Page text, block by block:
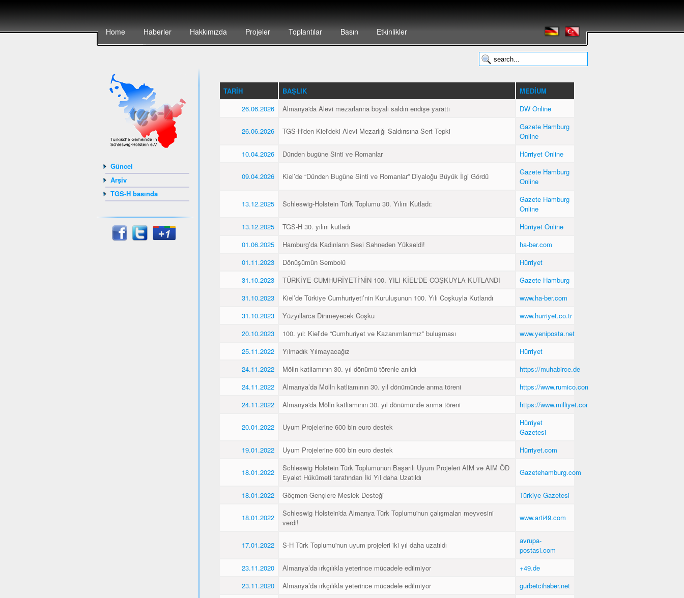
Home Haberler Hakkımızda Projeler Toplantılar Basın Etkinlikler
Güncel
Arşiv
TGS-H basında
TARIH BAŞLIK
MEDIUM
26.06.2026
Almanya'da Alevi mezarlarına boyalı saldırı endişe yarattı DW Online
26.06.2026 TGS-H'den Kiel'deki Alevi Mezarlığı Saldırısına Sert Tepki
Gazete Hamburg
Online
10.04.2026
Dünden bugüne Sinti ve Romanlar Hürriyet Online
09.04.2026 Kiel’de “Dünden Bugüne Sinti ve Romanlar” Diyaloğu Büyük İlgi Gördü
Gazete Hamburg
Online
13.12.2025 Schleswig-Holstein Türk Toplumu 30. Yılını Kutladı:
Gazete Hamburg
Online
13.12.2025
TGS-H 30. yılını kutladı
Hürriyet Online
01.06.2025
Hamburg’da Kadınların Sesi Sahneden Yükseldi!
ha-ber.com
01.11.2023
Dönüşümün Sembolü
Hürriyet
31.10.2023
TÜRKİYE CUMHURİYETİ'NİN 100. YILI KİEL'DE COŞKUYLA KUTLANDI
Gazete Hamburg
31.10.2023
Kiel’de Türkiye Cumhuriyeti’nin Kuruluşunun 100. Yılı Coşkuyla Kutlandı
www.ha-ber.com
31.10.2023
Yüzyıllarca Dinmeyecek Coşku
www.hurriyet.co.tr
20.10.2023
100. yıl: Kiel’de “Cumhuriyet ve Kazanımlarımız” buluşması
www.yeniposta.net
25.11.2022
Yılmadık Yılmayacağız
Hürriyet
24.11.2022
Mölln katliamının 30. yıl dönümü törenle anıldı
https://muhabirce.de
24.11.2022
Almanya’da Mölln katliamının 30. yıl dönümünde anma töreni
https://www.rumico.com.tr
24.11.2022
Almanya'da Mölln katliamının 30. yıl dönümünde anma töreni https://www.milliyet.com.tr
20.01.2022 Uyum Projelerine 600 bin euro destek
Hürriyet
Gazetesi
19.01.2022
Uyum Projelerine 600 bin euro destek Hürriyet.com
18.01.2022
Schleswig Holstein Türk Toplumunun Başarılı Uyum Projeleri AIM ve AIM ÖD
Eyalet Hükümeti tarafından İki Yıl daha Uzatıldı
Gazetehamburg.com
18.01.2022 Göçmen Gençlere Meslek Desteği Türkiye Gazetesi
18.01.2022
Schleswig Holstein'da Almanya Türk Toplumu'nun çalışmaları meyvesini
verdi!
www.arti49.com
17.01.2022 S-H Türk Toplumu'nun uyum projeleri iki yıl daha uzatıldı
avrupa-
postasi.com
23.11.2020
Almanya’da ırkçılıkla yeterince mücadele edilmiyor
+49.de
23.11.2020
Almanya’da ırkçılıkla yeterince mücadele edilmiyor
gurbetcihaber.net